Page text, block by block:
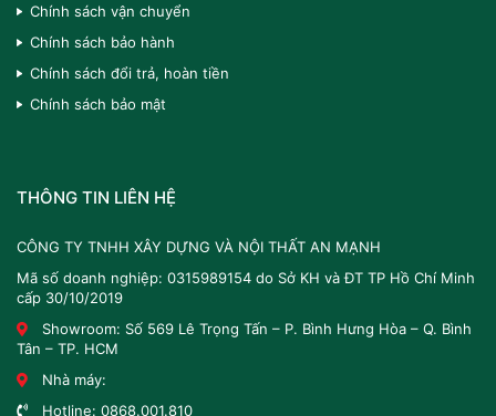
Chính sách vận chuyển
Chính sách bảo hành
Chính sách đổi trả, hoàn tiền
Chính sách bảo mật
THÔNG TIN LIÊN HỆ
CÔNG TY TNHH XÂY DỰNG VÀ NỘI THẤT AN MẠNH
Mã số doanh nghiệp: 0315989154 do Sở KH và ĐT TP Hồ Chí Minh
cấp 30/10/2019
Showroom: Số 569 Lê Trọng Tấn – P. Bình Hưng Hòa – Q. Bình
Tân – TP. HCM
Nhà máy:
Hotline: 0868.001.810